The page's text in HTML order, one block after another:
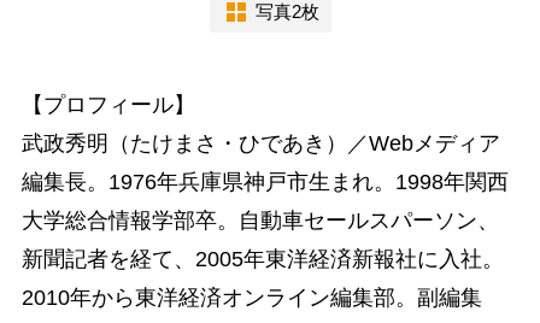
写真2枚
【プロフィール】
武政秀明（たけまさ・ひであき）／Webメディア
編集長。1976年兵庫県神戸市生まれ。1998年関西
大学総合情報学部卒。自動車セールスパーソン、
新聞記者を経て、2005年東洋経済新報社に入社。
2010年から東洋経済オンライン編集部。副編集